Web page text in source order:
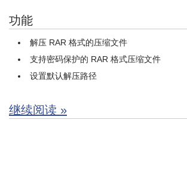
功能
解压 RAR 格式的压缩文件
支持密码保护的 RAR 格式压缩文件
设置默认解压路径
继续阅读 »